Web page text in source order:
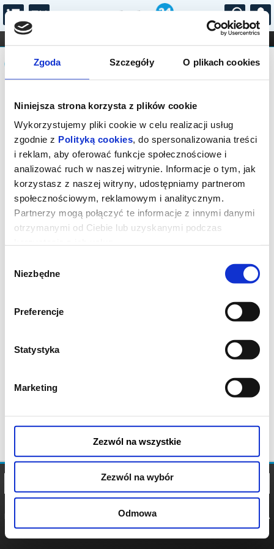
Zgoda Szczegóły O plikach cookies
Niniejsza strona korzysta z plików cookie
Wykorzystujemy pliki cookie w celu realizacji usług
zgodnie z Polityką cookies, do spersonalizowania treści
i reklam, aby oferować funkcje społecznościowe i
analizować ruch w naszej witrynie. Informacje o tym, jak
korzystasz z naszej witryny, udostępniamy partnerom
społecznościowym, reklamowym i analitycznym.
Partnerzy mogą połączyć te informacje z innymi danymi
otrzymanymi od Ciebie lub uzyskanymi podczas
zgody
Niezbędne
Preferencje
Statystyka
Marketing
Zezwól na wszystkie
Zezwól na wybór
Odmowa
...
FILHARMONIA OPERA I BALET
STAND-UP
DLA DZIECI
Komunikat
Sprzedaż biletów on-line na wydarzenie
została zakończona.
POLITYKA
POLITYKA